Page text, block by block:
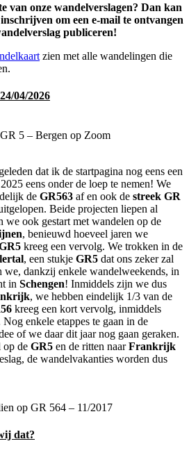
van onze wandelverslagen? Dan kan
om een e-mail te ontvangen
publiceren!
zien met alle wandelingen die
04/2026
5 – Bergen op Zoom
dat ik de startpagina nog eens een
eens onder de loep te nemen! We
de GR563 af en ook de streek GR
Beide projecten liepen al
we ook gestart met wandelen op de
, benieuwd hoeveel jaren we
kreeg een vervolg. We trokken in de
, een stukje GR5 dat ons zeker zal
dankzij enkele wandelweekends, in
in Schengen! Inmiddels zijn we dus
, we hebben eindelijk 1/3 van de
kreeg een kort vervolg, inmiddels
Nog enkele etappes te gaan in de
of we daar dit jaar nog gaan geraken.
op de GR5 en de ritten naarFrankrijk
de wandelvakanties worden dus
op GR 564 – 11/2017
dat?